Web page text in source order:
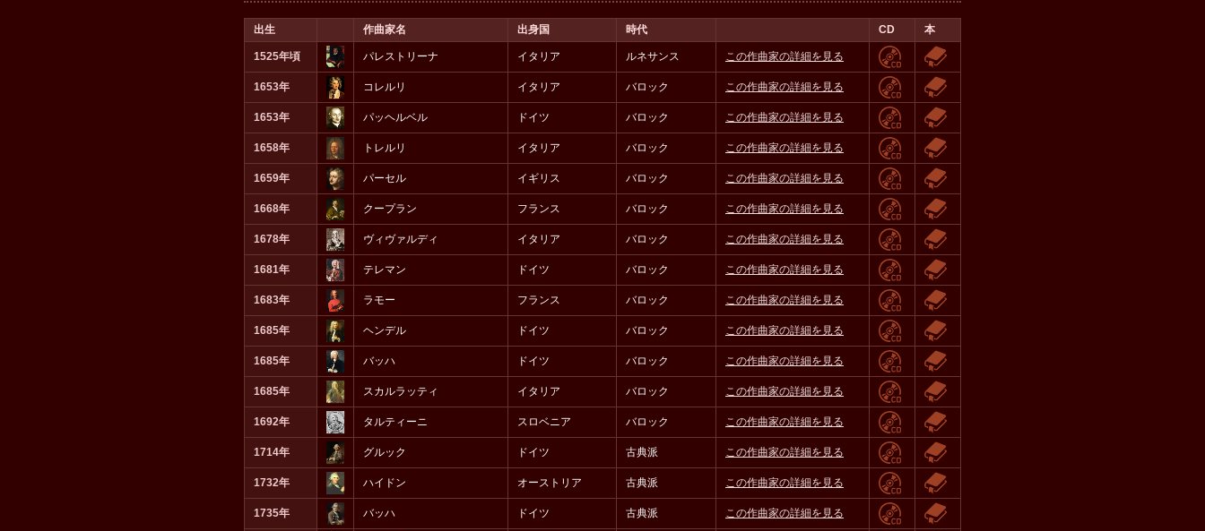
出生 作曲家名 出身国 時代 CD 本
1525年頃 パレストリーナ イタリア ルネサンス この作曲家の詳細を見る
1653年 コレルリ イタリア バロック この作曲家の詳細を見る
1653年 パッヘルベル ドイツ バロック この作曲家の詳細を見る
1658年 トレルリ イタリア バロック この作曲家の詳細を見る
1659年 パーセル イギリス バロック この作曲家の詳細を見る
1668年 クープラン フランス バロック この作曲家の詳細を見る
1678年 ヴィヴァルディ イタリア バロック この作曲家の詳細を見る
1681年 テレマン ドイツ バロック この作曲家の詳細を見る
1683年 ラモー フランス バロック この作曲家の詳細を見る
1685年 ヘンデル ドイツ バロック この作曲家の詳細を見る
1685年 バッハ ドイツ バロック この作曲家の詳細を見る
1685年 スカルラッティ イタリア バロック この作曲家の詳細を見る
1692年 タルティーニ スロベニア バロック この作曲家の詳細を見る
1714年 グルック ドイツ 古典派 この作曲家の詳細を見る
1732年 ハイドン オーストリア 古典派 この作曲家の詳細を見る
1735年 バッハ ドイツ 古典派 この作曲家の詳細を見る